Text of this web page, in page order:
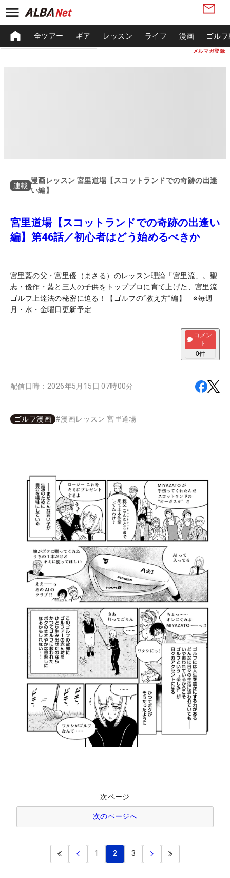
メルマガ登録
全ツアー ギア レッスン ライフ 漫画 ゴル
連載
漫画レッスン 宮里道場【スコットランドでの奇跡の出逢
い編】
宮里道場【スコットランドでの奇跡の出逢い
編】第46話／初心者はどう始めるべきか
宮里藍の父・宮里優（まさる）のレッスン理論「宮里流」。聖
志・優作・藍と三人の子供をトッププロに育て上げた、宮里流
ゴルフ上達法の秘密に迫る！【ゴルフの“教え方”編】 ※毎週
月・水・金曜日更新予定
コメン
ト
0件
配信日時： 2026年5月15日 07時00分
ゴルフ漫画 #漫画レッスン 宮里道場
次ページ
次のページへ
1 2 3